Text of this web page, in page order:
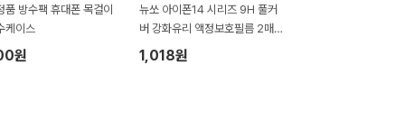
품 방수팩 휴대폰 목걸이
케이스
원
뉴쏘 아이폰14 시리즈 9H 풀커
버 강화유리 액정보호필름 2매 1
세트
1,018원